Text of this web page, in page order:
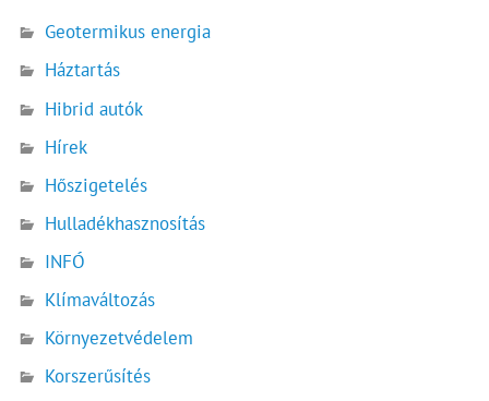
Geotermikus energia
Háztartás
Hibrid autók
Hírek
Hőszigetelés
Hulladékhasznosítás
INFÓ
Klímaváltozás
Környezetvédelem
Korszerűsítés